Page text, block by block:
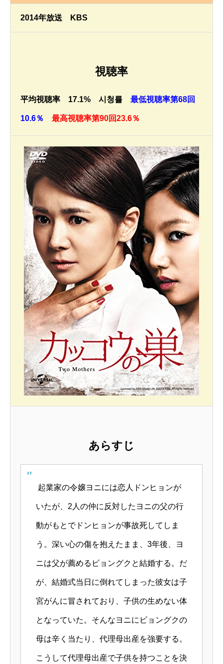
2014年放送 KBS
視聴率
平均視聴率 17.1% 시청률 最低視聴率第68回
10.6％ 最高視聴率第90回23.6％
あらすじ
起業家の令嬢ヨニには恋人ドンヒョンが
いたが、2人の仲に反対したヨニの父の行
動がもとでドンヒョンが事故死してしま
う。深い心の傷を抱えたまま、3年後、ヨ
ニは父が薦めるビョングクと結婚する。だ
が、結婚式当日に倒れてしまった彼女は子
宮がんに冒されており、子供の生めない体
となっていた。そんなヨニにビョングクの
母は辛く当たり、代理母出産を強要する。
こうして代理母出産で子供を持つことを決